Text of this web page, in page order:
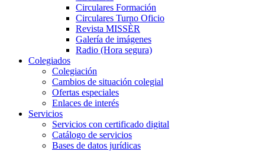
Circulares Formación
Circulares Turno Oficio
Revista MISSÈR
Galería de imágenes
Radio (Hora segura)
Colegiados
Colegiación
Cambios de situación colegial
Ofertas especiales
Enlaces de interés
Servicios
Servicios con certificado digital
Catálogo de servicios
Bases de datos jurídicas